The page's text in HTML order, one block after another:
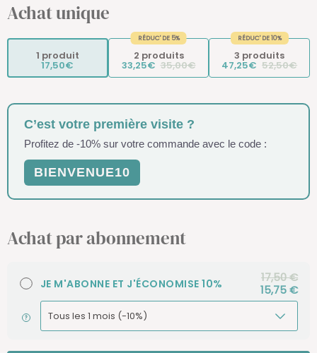
Achat unique
1 produit
17,50€
2 produits
33,25€ 35,00€
RÉDUC' DE 5%
3 produits
47,25€ 52,50€
RÉDUC' DE 10%
C’est votre première visite ?
Profitez de -10% sur votre commande avec le code :
BIENVENUE10
Achat par abonnement
JE M'ABONNE ET J'ÉCONOMISE 10%
17,50 €
15,75 €